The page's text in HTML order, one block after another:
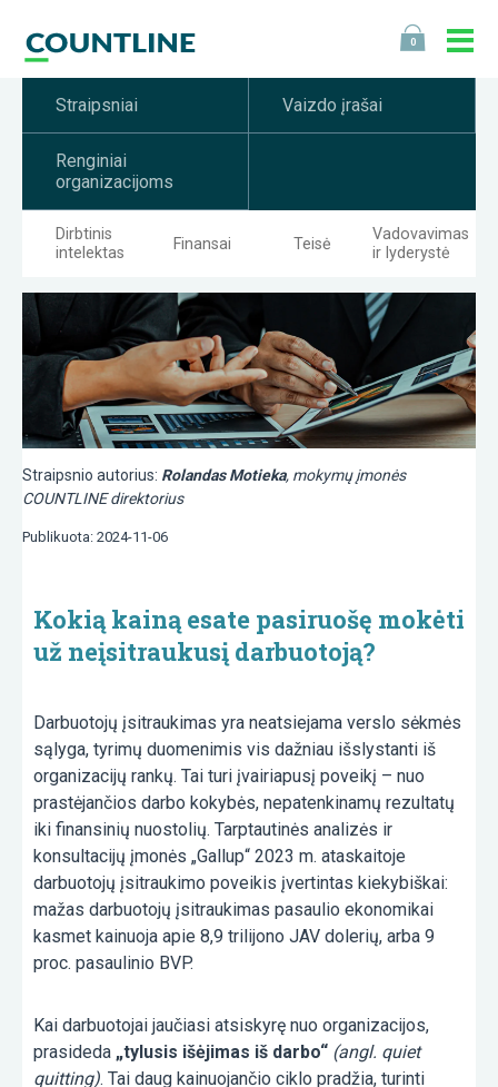
0
Straipsniai Vaizdo įrašai
Renginiai
organizacijoms
Dirbtinis
intelektas
Finansai Teisė
Vadovavimas
ir lyderystė
Straipsnio autorius: Rolandas Motieka, mokymų įmonės
COUNTLINE direktorius
Publikuota: 2024-11-06
Kokią kainą esate pasiruošę mokėti
už neįsitraukusį darbuotoją?
Darbuotojų įsitraukimas yra neatsiejama verslo sėkmės
sąlyga, tyrimų duomenimis vis dažniau išslystanti iš
organizacijų rankų. Tai turi įvairiapusį poveikį – nuo
prastėjančios darbo kokybės, nepatenkinamų rezultatų
iki finansinių nuostolių. Tarptautinės analizės ir
konsultacijų įmonės „Gallup“ 2023 m. ataskaitoje
darbuotojų įsitraukimo poveikis įvertintas kiekybiškai:
mažas darbuotojų įsitraukimas pasaulio ekonomikai
kasmet kainuoja apie 8,9 trilijono JAV dolerių, arba 9
proc. pasaulinio BVP.
Kai darbuotojai jaučiasi atsiskyrę nuo organizacijos,
prasideda „tylusis išėjimas iš darbo“ (angl. quiet
quitting). Tai daug kainuojančio ciklo pradžia, turinti